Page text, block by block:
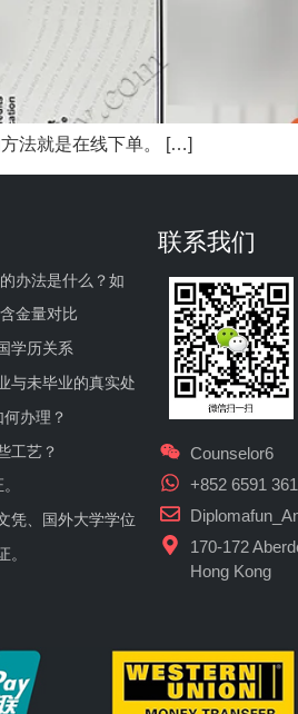
法就是在线下单。 […]
办法是什么？如
金量对比
学历关系
与未毕业的真实处
办理？
工艺？
凭、国外大学学位
。
联系我们
Counselor6
+852 6591
170-172
Hong Kong